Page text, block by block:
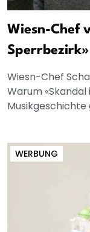
Wiesn-Chef
Wiesn-Chef
Warum
Musikgeschichte
WERBUNG